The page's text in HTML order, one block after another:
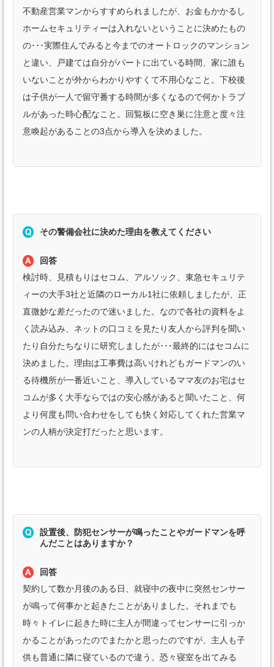
不動産営業マンからすすめられましたが、お金もかかるし
ホームセキュリティーは入れないということに決めたもの
の･･･実際住んでみると今までのオートロックのマンション
と違い、戸建ては自分がパートに出ている時間、家に誰も
いないことが外からわかりやすくて不用心なこと。下校後
は子供が一人で留守番する時間が多くなるので何かトラブ
ルがあった時心配なこと。回覧板に空き巣に注意と度々注
意喚起があることの3点から導入を決めました。
その警備会社に決めた理由を教えてください
回答
検討時、見積もりはセコム、アルソック、東急セキュリテ
ィーの大手3社と近隣のローカル1社に依頼しましたが、正
直微妙な差だったので迷いました。なので各社の資料をよ
く読み込み、ネットの口コミを見たり友人から評判を聞い
たり自分たちなりに研究しましたが･･･最終的にはセコムに
決めました。理由は工事費は高いけれどもガードマンのい
る待機所が一番近いこと、導入しているママ友のお宅はセ
コムが多く大手ならではの安心感があると聞いたこと、何
より何度も問い合わせをしても快く対応してくれた営業マ
ンの人柄が決定打だったと思います。
設置後、防犯センサーが鳴ったことやガードマンを呼
んだことはありますか？
回答
契約して数か月後のある日、就寝中の夜中に突然センサー
が鳴って何事かと起きたことがありました。それまでも
時々トイレに起きた時に主人が間違ってセンサーに引っか
かることがあったのでまたかと思ったのですが、主人も子
供も普通に隣に寝ているので違う。恐々寝室を出てみる